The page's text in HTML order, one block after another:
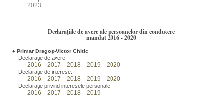
2023
Declarațiile de avere ale persoanelor din conducere
mandat 2016 - 2020
♦ Primar Dragoş-Victor Chitic
Declaraţie de avere:
2016 2017 2018 2019 2020
Declaraţie de interese:
2016 2017 2018 2019 2020
Declaraţie privind interesele personale:
2016 2017 2018 2019